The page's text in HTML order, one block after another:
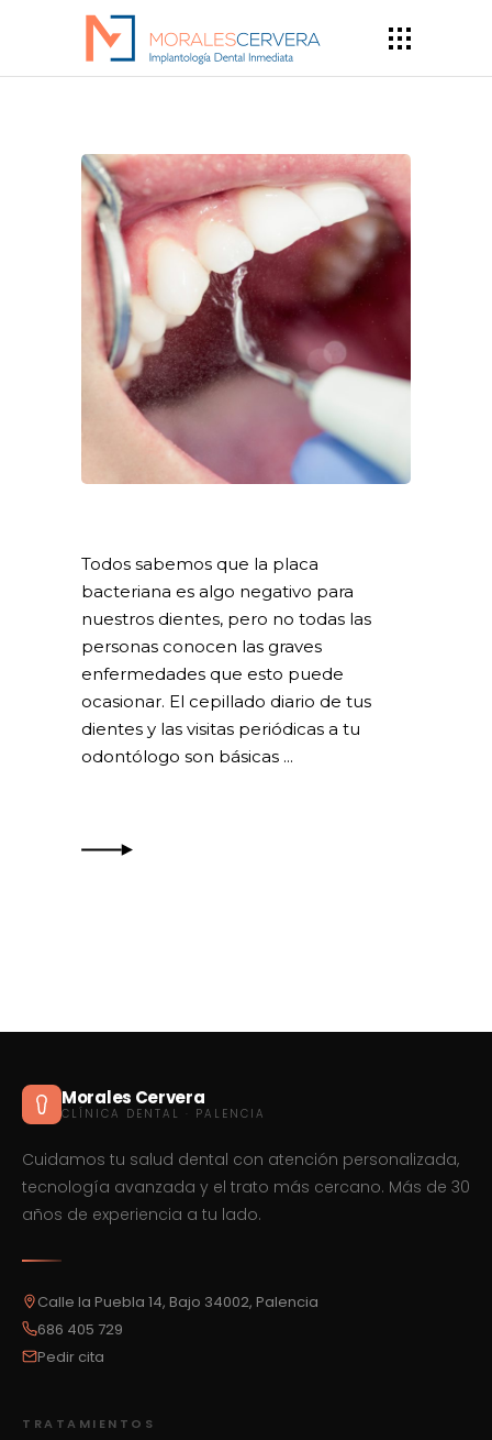
Todos sabemos que la placa
bacteriana es algo negativo para
nuestros dientes, pero no todas las
personas conocen las graves
enfermedades que esto puede
ocasionar. El cepillado diario de tus
dientes y las visitas periódicas a tu
odontólogo son básicas
Morales Cervera
CLÍNICA DENTAL · PALENCIA
Cuidamos tu salud dental con atención personalizada,
tecnología avanzada y el trato más cercano. Más de 30
años de experiencia a tu lado.
Calle la Puebla 14, Bajo 34002, Palencia
686 405 729
Pedir cita
TRATAMIENTOS